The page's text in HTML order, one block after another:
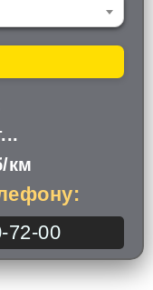
км
72-00